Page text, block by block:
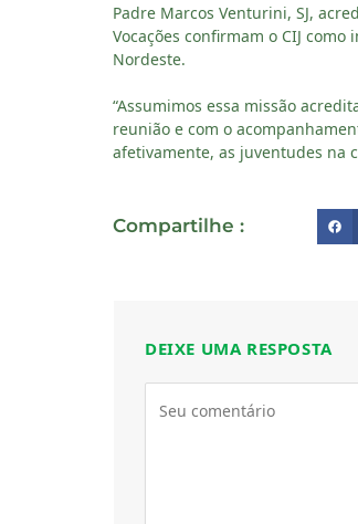
Padre Marcos Venturini, SJ,
Vocações confirmam o CIJ
Nordeste.
“Assumimos essa missão
reunião e com o
afetivamente, as juventudes na
Compartilhe :
DEIXE UMA RESPOSTA